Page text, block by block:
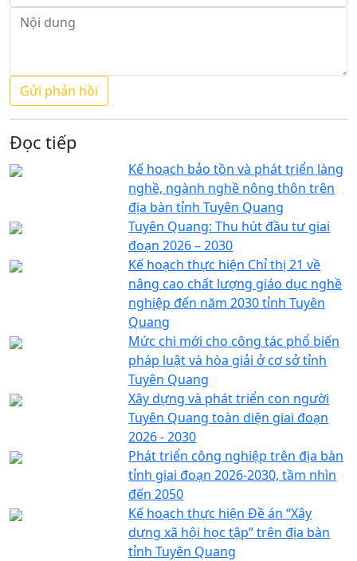
Đọc tiếp
Kế hoạch bảo tồn và phát triển làng
nghề, ngành nghề nông thôn trên
địa bàn tỉnh Tuyên Quang
Tuyên Quang: Thu hút đầu tư giai
đoạn 2026 – 2030
Kế hoạch thực hiện Chỉ thị 21 về
nâng cao chất lượng giáo dục nghề
nghiệp đến năm 2030 tỉnh Tuyên
Quang
Mức chi mới cho công tác phổ biến
pháp luật và hòa giải ở cơ sở tỉnh
Tuyên Quang
Xây dựng và phát triển con người
Tuyên Quang toàn diện giai đoạn
2026 - 2030
Phát triển công nghiệp trên địa bàn
tỉnh giai đoạn 2026-2030, tầm nhìn
đến 2050
Kế hoạch thực hiện Đề án “Xây
dựng xã hội học tập” trên địa bàn
tỉnh Tuyên Quang